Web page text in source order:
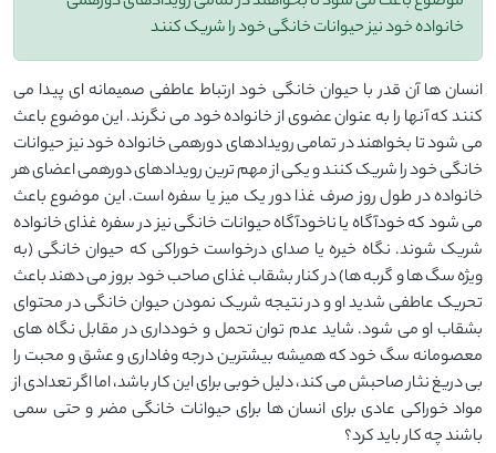
خانواده خود نیز حیوانات خانگی خود را شریک کنند
انسان ها آن قدر با حیوان خانگی خود ارتباط عاطفی صمیمانه ای پیدا می
کنند که آنها را به عنوان عضوی از خانواده خود می نگرند. این موضوع باعث
می شود تا بخواهند در تمامی رویدادهای دورهمی خانواده خود نیز حیوانات
خانگی خود را شریک کنند و یکی از مهم ترین رویدادهای دورهمی اعضای هر
خانواده در طول روز صرف غذا دور یک میز یا سفره است. این موضوع باعث
می شود که خودآگاه یا ناخودآگاه حیوانات خانگی نیز در سفره غذای خانواده
شریک شوند. نگاه خیره یا صدای درخواست خوراکی که حیوان خانگی (به
ویژه سگ ها و گربه ها) در کنار بشقاب غذای صاحب خود بروز می دهند باعث
تحریک عاطفی شدید او و در نتیجه شریک نمودن حیوان خانگی در محتوای
بشقاب او می شود. شاید عدم توان تحمل و خودداری در مقابل نگاه های
معصومانه سگ خود که همیشه بیشترین درجه وفاداری و عشق و محبت را
بی دریغ نثار صاحبش می کند، دلیل خوبی برای این کار باشد، اما اگر تعدادی از
مواد خوراکی عادی برای انسان ها برای حیوانات خانگی مضر و حتی سمی
باشند چه کار باید کرد؟